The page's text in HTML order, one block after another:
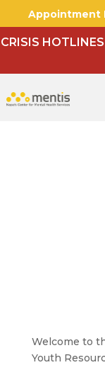
Appointment
CRISIS HOTLINES
Welcome to
Youth